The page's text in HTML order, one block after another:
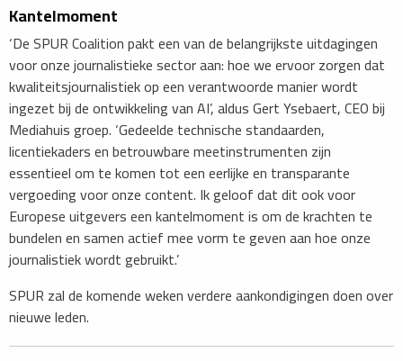
​Kantelmoment
‘De SPUR Coalition pakt een van de belangrijkste uitdagingen
voor onze journalistieke sector aan: hoe we ervoor zorgen dat
kwaliteitsjournalistiek op een verantwoorde manier wordt
ingezet bij de ontwikkeling van AI’, aldus Gert Ysebaert, CEO bij
Mediahuis groep. ‘Gedeelde technische standaarden,
licentiekaders en betrouwbare meetinstrumenten zijn
essentieel om te komen tot een eerlijke en transparante
vergoeding voor onze content. Ik geloof dat dit ook voor
Europese uitgevers een kantelmoment is om de krachten te
bundelen en samen actief mee vorm te geven aan hoe onze
journalistiek wordt gebruikt.’
SPUR zal de komende weken verdere aankondigingen doen over
nieuwe leden.